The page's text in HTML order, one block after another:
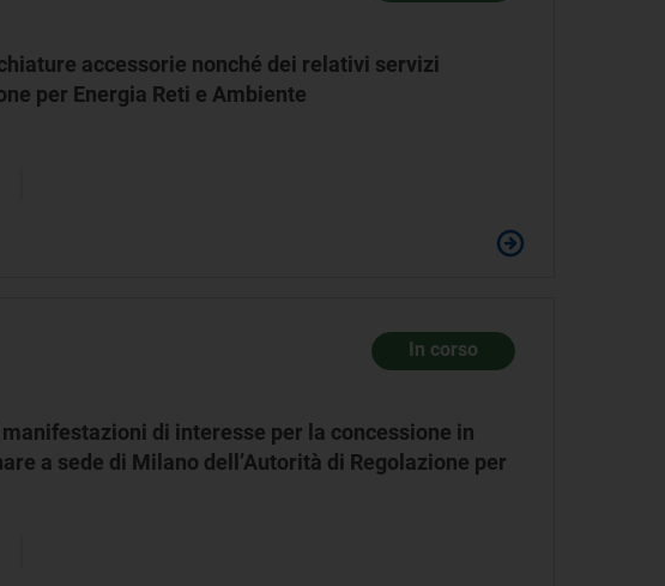
accessorie nonché dei relativi servizi
per Energia Reti e Ambiente
In corso
di interesse per la concessione in
a sede di Milano dell’Autorità di Regolazione per